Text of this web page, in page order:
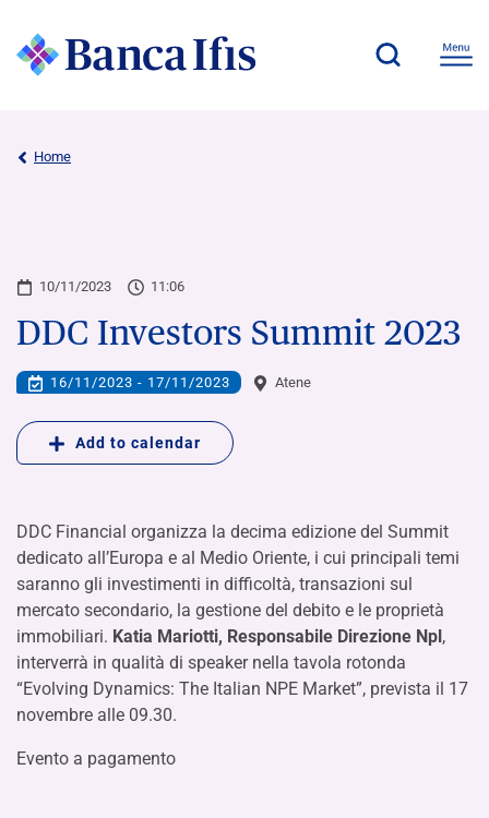
Home
10/11/2023 11:06
DDC Investors Summit 2023
16/11/2023 - 17/11/2023 Atene
Add to calendar
DDC Financial organizza la decima edizione del Summit
dedicato all’Europa e al Medio Oriente, i cui principali temi
saranno gli investimenti in difficoltà, transazioni sul
mercato secondario, la gestione del debito e le proprietà
immobiliari. Katia Mariotti, Responsabile Direzione Npl,
interverrà in qualità di speaker nella tavola rotonda
“Evolving Dynamics: The Italian NPE Market”, prevista il 17
novembre alle 09.30.
Evento a pagamento